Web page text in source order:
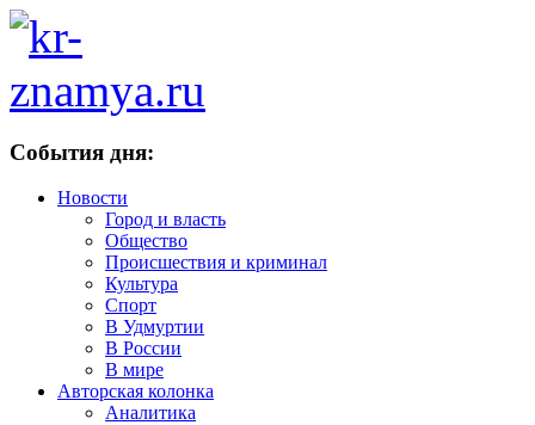
События дня:
Новости
Город и власть
Общество
Происшествия и криминал
Культура
Спорт
В Удмуртии
В России
В мире
Авторская колонка
Аналитика